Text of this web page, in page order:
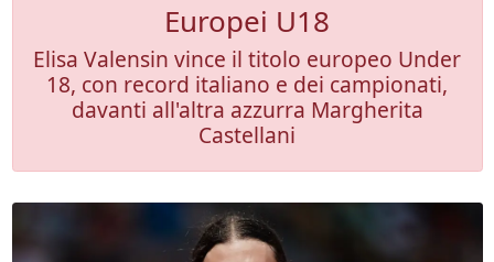
Europei U18
Elisa Valensin vince il titolo europeo Under
18, con record italiano e dei campionati,
davanti all'altra azzurra Margherita
Castellani